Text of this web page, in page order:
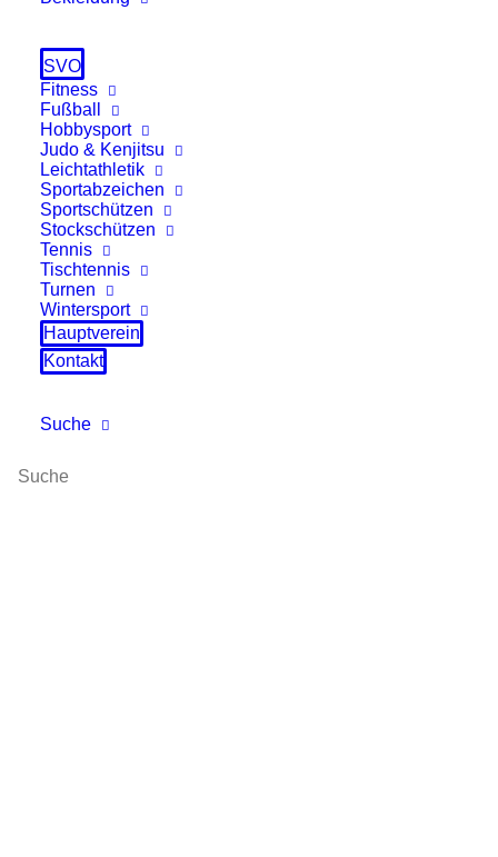
SVO
Fitness
Fußball
Hobbysport
Judo & Kenjitsu
Leichtathletik
Sportabzeichen
Sportschützen
Stockschützen
Tennis
Tischtennis
Turnen
Wintersport
Hauptverein
Kontakt
Suche
Sportschützen feierten 75
Jahre Wiedergründung
75 Jahre Wiedergründung der Sportschützen